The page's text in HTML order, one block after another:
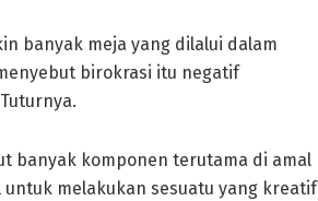
banyak meja yang dilalui dalam
birokrasi itu negatif
banyak komponen terutama di amal
melakukan sesuatu yang kreatif